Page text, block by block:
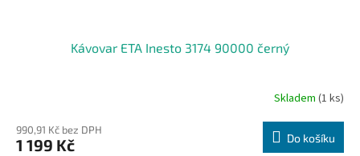
Kávovar ETA Inesto 3174 90000 černý
Skladem (1 ks)
990,91 Kč bez DPH
1 199 Kč Do košíku